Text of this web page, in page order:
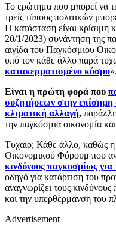
Το ερώτημα που μπορεί να
τρείς τύπους πολιτικών
Η κατάσταση είναι κρίσιμη
20/1/2023) συνάντηση της
αιγίδα του Παγκόσμιου
υπό τον κάθε άλλο παρά
κατακερματισμένο κόσμο».
Είναι η πρώτη φορά που
συζητήσεων στην επίσημη
κλιματική αλλαγή,
την παγκόσμια οικονομία
Τυχαίο; Κάθε άλλο, καθώς
Οικονομικού Φόρουμ που
κινδύνους παγκοσμίως για
οδηγό για κατάρτιση του
αναγνωρίζει τους
και την υπερθέρμανση του
Advertisement